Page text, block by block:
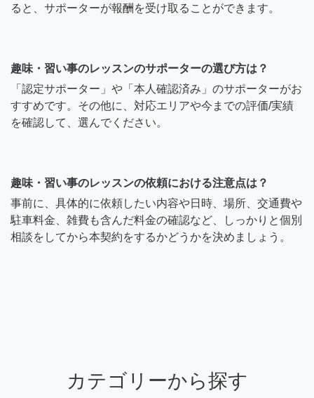
ると、サポーターが報酬を受け取ることができます。
趣味・習い事のレッスンのサポーターの選び方は？
「認定サポーター」や「本人確認済み」のサポーターがお
すすめです。その他に、対応エリアや今までの評価/実績
を確認して、選んでください。
趣味・習い事のレッスンの依頼における注意点は？
事前に、具体的に依頼したい内容や日時、場所、交通費や
駐車料金、雑費も含んだ料金の確認など、しっかりと個別
相談をしてから本契約をするかどうかを決めましょう。
カテゴリーから探す